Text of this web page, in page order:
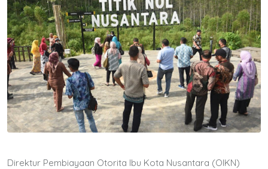
Direktur Pembiayaan Otorita Ibu Kota Nusantara (OIKN)